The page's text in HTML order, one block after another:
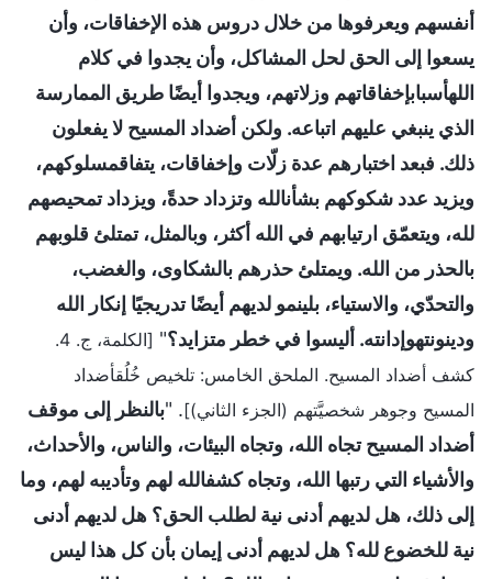
أنفسهم ويعرفوها من خلال دروس هذه الإخفاقات، وأن
يسعوا إلى الحق لحل المشاكل، وأن يجدوا في كلام
اللهأسبابإخفاقاتهم وزلاتهم، ويجدوا أيضًا طريق الممارسة
الذي ينبغي عليهم اتباعه. ولكن أضداد المسيح لا يفعلون
ذلك. فبعد اختبارهم عدة زلّات وإخفاقات، يتفاقمسلوكهم،
ويزيد عدد شكوكهم بشأنالله وتزداد حدةً، ويزداد تمحيصهم
لله، ويتعمّق ارتيابهم في الله أكثر، وبالمثل، تمتلئ قلوبهم
بالحذر من الله. ويمتلئ حذرهم بالشكاوى، والغضب،
والتحدّي، والاستياء، بلينمو لديهم أيضًا تدريجيًا إنكار الله
ودينونتهوإدانته. أليسوا في خطر متزايد؟"
[الكلمة، ج. 4.
كشف أضداد المسيح. الملحق الخامس: تلخيص خُلُقأضداد
المسيح وجوهر شخصيَّتهم (الجزء الثاني)]. "بالنظر إلى موقف
أضداد المسيح تجاه الله، وتجاه البيئات، والناس، والأحداث،
والأشياء التي رتبها الله، وتجاه كشفالله لهم وتأديبه لهم، وما
إلى ذلك، هل لديهم أدنى نية لطلب الحق؟ هل لديهم أدنى
نية للخضوع لله؟ هل لديهم أدنى إيمان بأن كل هذا ليس